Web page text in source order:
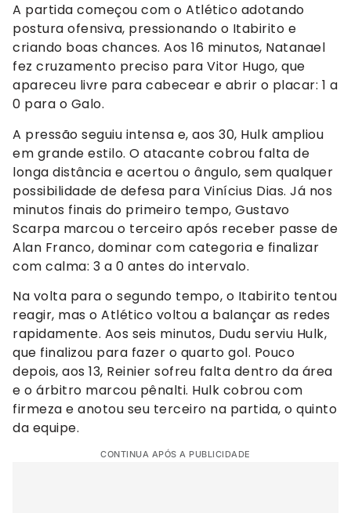
A partida começou com o Atlético adotando
postura ofensiva, pressionando o Itabirito e
criando boas chances. Aos 16 minutos, Natanael
fez cruzamento preciso para Vitor Hugo, que
apareceu livre para cabecear e abrir o placar: 1 a
0 para o Galo.
A pressão seguiu intensa e, aos 30, Hulk ampliou
em grande estilo. O atacante cobrou falta de
longa distância e acertou o ângulo, sem qualquer
possibilidade de defesa para Vinícius Dias. Já nos
minutos finais do primeiro tempo, Gustavo
Scarpa marcou o terceiro após receber passe de
Alan Franco, dominar com categoria e finalizar
com calma: 3 a 0 antes do intervalo.
Na volta para o segundo tempo, o Itabirito tentou
reagir, mas o Atlético voltou a balançar as redes
rapidamente. Aos seis minutos, Dudu serviu Hulk,
que finalizou para fazer o quarto gol. Pouco
depois, aos 13, Reinier sofreu falta dentro da área
e o árbitro marcou pênalti. Hulk cobrou com
firmeza e anotou seu terceiro na partida, o quinto
da equipe.
CONTINUA APÓS A PUBLICIDADE